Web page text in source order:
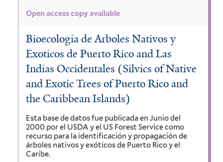
Open access copy available
Bioecologia de Arboles Nativos y
Exoticos de Puerto Rico and Las
Indias Occidentales (Silvics of Native
and Exotic Trees of Puerto Rico and
the Caribbean Islands)
Esta base de datos fue publicada en Junio del
2000 por el USDA y el US Forest Service como
recurso para la identificación y propagación de
árboles nativos y exóticos de Puerto Rico y el
Caribe.